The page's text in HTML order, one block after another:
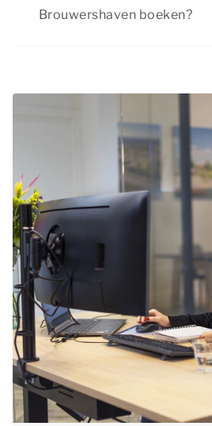
Brouwershaven boeken?
populairste periodes om
zomervakantie in